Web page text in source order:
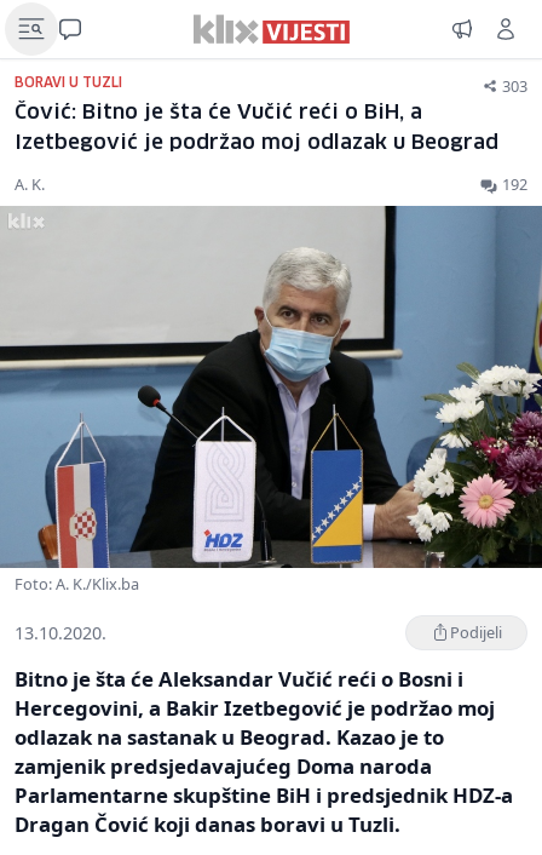
BORAVI U TUZLI 303
Čović: Bitno je šta će Vučić reći o BiH, a
Izetbegović je podržao moj odlazak u Beograd
A. K. 192
Foto: A. K./Klix.ba
13.10.2020. Podijeli
Bitno je šta će Aleksandar Vučić reći o Bosni i
Hercegovini, a Bakir Izetbegović je podržao moj
odlazak na sastanak u Beograd. Kazao je to
zamjenik predsjedavajućeg Doma naroda
Parlamentarne skupštine BiH i predsjednik HDZ-a
Dragan Čović koji danas boravi u Tuzli.